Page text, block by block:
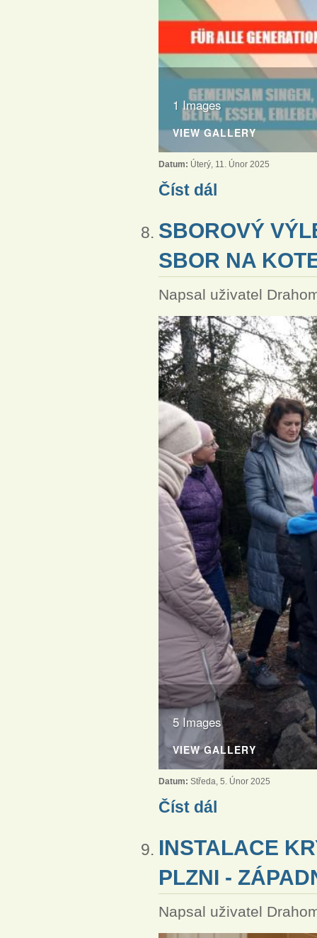
1 Images
VIEW GALLERY
Datum: Úterý, 11. Únor 2025
Číst dál
SBOROVÝ
SBOR NA
Napsal uživatel
5 Images
VIEW GALLERY
Datum: Středa, 5. Únor 2025
Číst dál
INSTALACE
PLZNI -
Napsal uživatel